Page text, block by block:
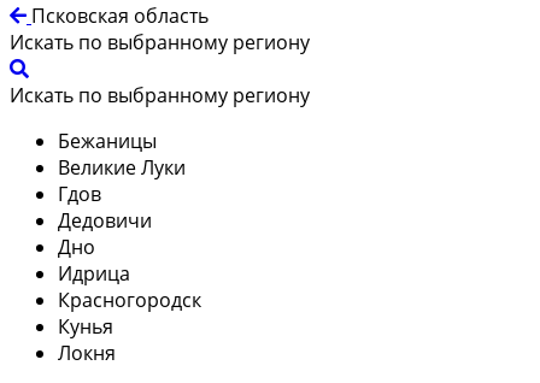
Псковская область
Искать по выбранному региону
Искать по выбранному региону
Бежаницы
Великие Луки
Гдов
Дедовичи
Дно
Идрица
Красногородск
Кунья
Локня